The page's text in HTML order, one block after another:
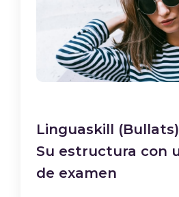
Linguaskill
Su estructura con
de examen